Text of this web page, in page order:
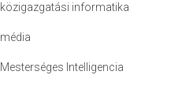
közigazgatási informatika
média
Mesterséges Intelligencia